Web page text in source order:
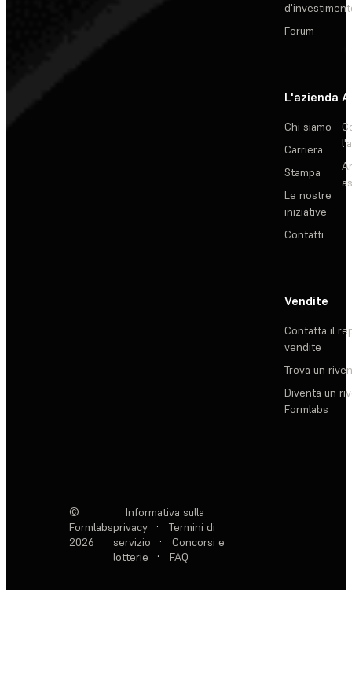
Forum
L'azienda
Chi siamo
Carriera
Stampa
Le nostre
iniziative
Contatti
Vendite
Contatta il
vendite
Trova un
Diventa un
Formlabs
©
Formlabs
2026
Informativa sulla
privacy
·
Termini di
servizio
·
Concorsi e
lotterie
· FAQ